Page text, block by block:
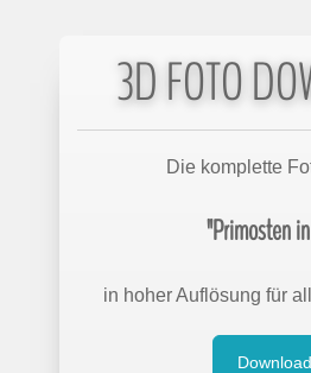
3D FOTO
Die komplette
"Primosten
in hoher Auflösung für
Download